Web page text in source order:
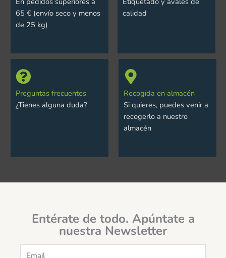
65 € (envío seco y menos
de 25 kg)
calidad
Preguntas frecuentes
¿Tienes alguna duda?
Recogida en almacén
Si quieres, puedes venir a
recogerlo a nuestro
almacén
Entérate de todo. Apúntate a
nuestra Newsletter